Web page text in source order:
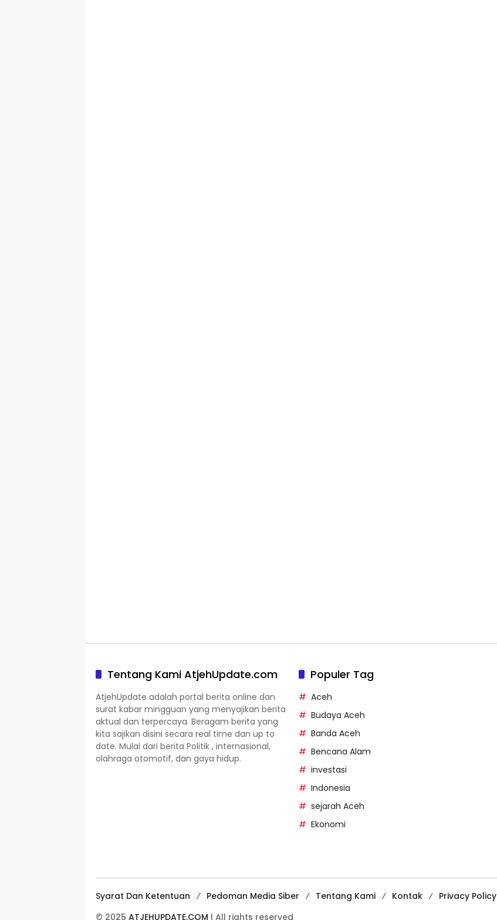
Tentang Kami AtjehUpdate.com
AtjehUpdate adalah portal berita online dan
surat kabar mingguan yang menyajikan berita
aktual dan terpercaya. Beragam berita yang
kita sajikan disini secara real time dan up to
date. Mulai dari berita Politik , internasional,
olahraga otomotif, dan gaya hidup.
Populer Tag
Aceh
Budaya Aceh
Banda Aceh
Bencana Alam
investasi
Indonesia
sejarah Aceh
Ekonomi
Syarat Dan Ketentuan Pedoman Media Siber Tentang Kami Kontak Privacy Policy
© 2025 ATJEHUPDATE.COM | All rights reserved